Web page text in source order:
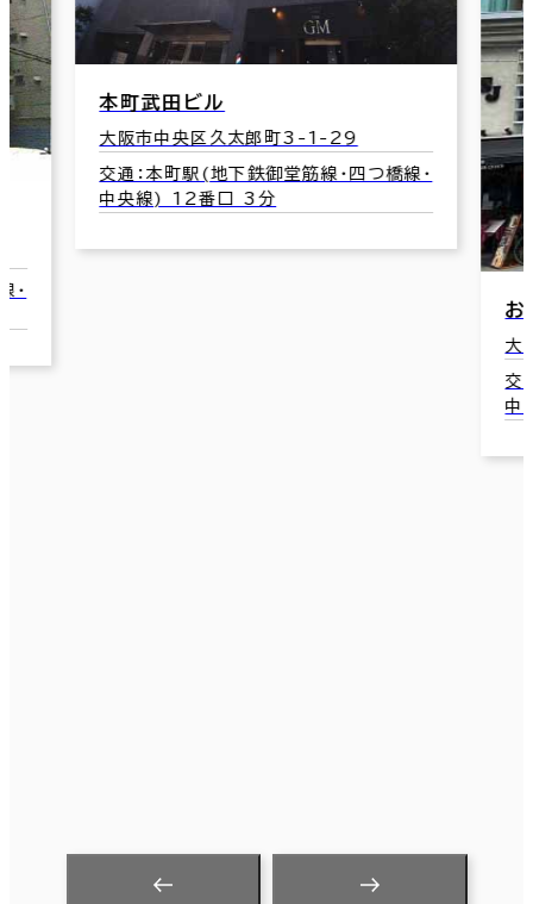
･
本町武田ビル
大阪市中央区久太郎町3-1-29
交通：本町駅(地下鉄御堂筋線･四つ橋線･
中央線) 12番口 3分
お
大
交
中